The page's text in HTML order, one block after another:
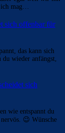
mag…
sich offenbar für
das kann sich
du wieder anfängst,
sich
wie entspannt du
😉 Wünsche